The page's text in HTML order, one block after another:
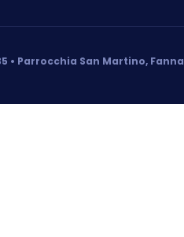
• Parrocchia San Martino,